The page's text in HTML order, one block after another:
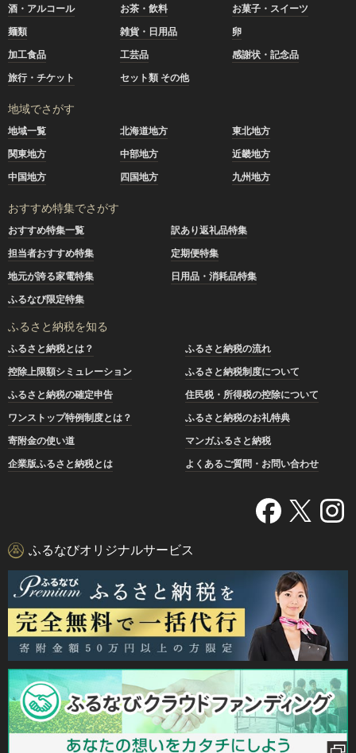
酒・アルコール
お茶・飲料
お菓子・スイーツ
麺類
雑貨・日用品
卵
加工食品
工芸品
感謝状・記念品
旅行・チケット
セット類 その他
地域でさがす
地域一覧 北海道地方
東北地方
関東地方
中部地方
近畿地方
中国地方
四国地方 九州地方
おすすめ特集でさがす
おすすめ特集一覧
訳あり返礼品特集
担当者おすすめ特集
定期便特集
地元が誇る家電特集
日用品・消耗品特集
ふるなび限定特集
ふるさと納税を知る
ふるさと納税とは？
ふるさと納税の流れ
控除上限額シミュレーション
ふるさと納税制度について
ふるさと納税の確定申告
住民税・所得税の控除について
ワンストップ特例制度とは？
ふるさと納税のお礼特典
寄附金の使い道
マンガふるさと納税
企業版ふるさと納税とは
よくあるご質問・お問い合わせ
ふるなびオリジナルサービス